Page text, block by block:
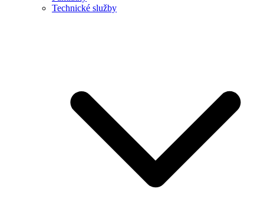
Technické služby